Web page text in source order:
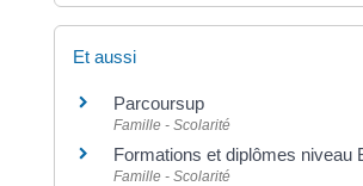
Et aussi
Parcoursup
Famille - Scolarité
Formations et diplômes niveau
Famille - Scolarité